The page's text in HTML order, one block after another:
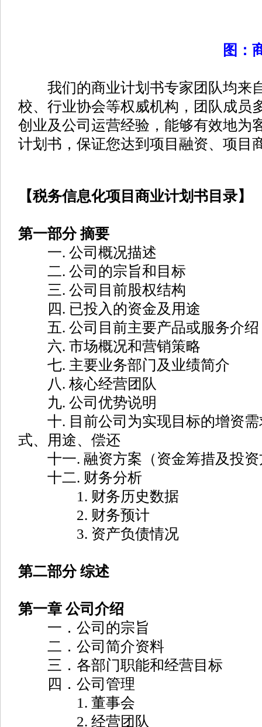
图：
我们的商业计划书专家团队均来
校、行业协会等权威机构，团队成员
创业及公司运营经验，能够有效地为
计划书，保证您达到项目融资、项目
【税务信息化项目商业计划书目录】
第一部分 摘要
一. 公司概况描述
二. 公司的宗旨和目标
三. 公司目前股权结构
四. 已投入的资金及用途
五. 公司目前主要产品或服务介绍
六. 市场概况和营销策略
七. 主要业务部门及业绩简介
八. 核心经营团队
九. 公司优势说明
十. 目前公司为实现目标的增资需
式、用途、偿还
十一. 融资方案（资金筹措及投资
十二. 财务分析
1. 财务历史数据
2. 财务预计
3. 资产负债情况
第二部分 综述
第一章 公司介绍
一．公司的宗旨
二．公司简介资料
三．各部门职能和经营目标
四．公司管理
1. 董事会
2. 经营团队